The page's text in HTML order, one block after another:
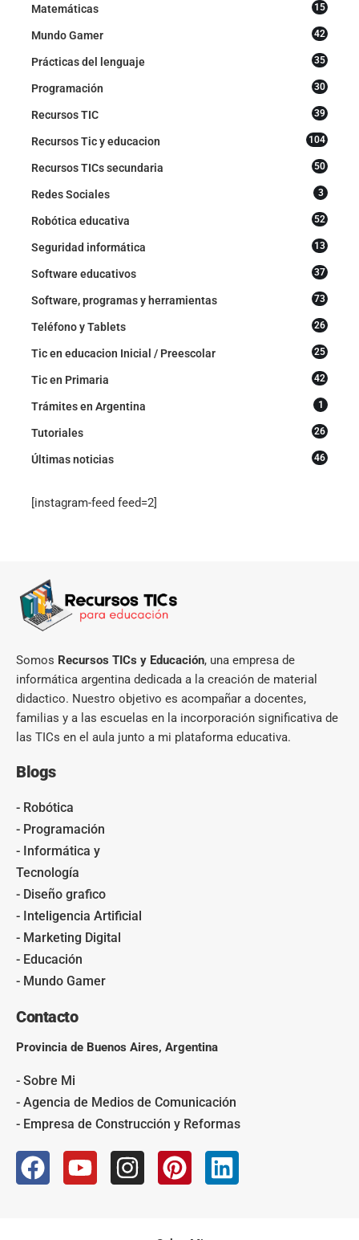
Matemáticas 15
Mundo Gamer 42
Prácticas del lenguaje 35
Programación 30
Recursos TIC 39
Recursos Tic y educacion 104
Recursos TICs secundaria 50
Redes Sociales 3
Robótica educativa 52
Seguridad informática 13
Software educativos 37
Software, programas y herramientas 73
Teléfono y Tablets 26
Tic en educacion Inicial / Preescolar 25
Tic en Primaria 42
Trámites en Argentina 1
Tutoriales 26
Últimas noticias 46
[instagram-feed feed=2]
Somos Recursos TICs y Educación, una empresa de
informática argentina dedicada a la creación de material
didactico. Nuestro objetivo es acompañar a docentes,
familias y a las escuelas en la incorporación significativa de
las TICs en el aula junto a mi plataforma educativa.
Blogs
- Robótica
- Programación
- Informática y
Tecnología
- Diseño grafico
- Inteligencia Artificial
- Marketing Digital
- Educación
- Mundo Gamer
Contacto
Provincia de Buenos Aires, Argentina
- Sobre Mi
- Agencia de Medios de Comunicación
- Empresa de Construcción y Reformas